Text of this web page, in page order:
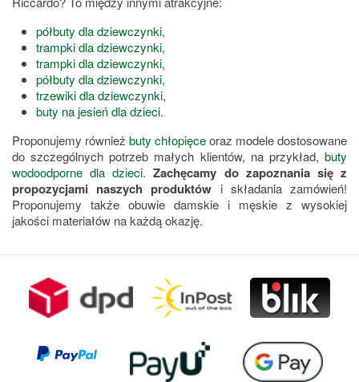
półbuty dla dziewczynki,
trampki dla dziewczynki,
trampki dla dziewczynki,
półbuty dla dziewczynki,
trzewiki dla dziewczynki,
buty na jesień dla dzieci.
Proponujemy również buty chłopięceoraz modele dostosowane
do szczególnych potrzeb małych klientów, na przykład, buty
wodoodporne dla dzieci.Zachęcamy do zapoznania się z
propozycjami naszych produktów i składania zamówień!
Proponujemy także obuwie damskie i męskie z wysokiej
jakości materiałów na każdą okazję.